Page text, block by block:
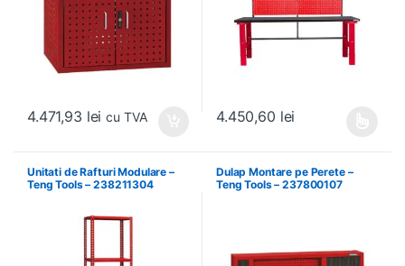
4.471,93 lei cu TVA 4.450,60 lei
Unitati de Rafturi Modulare –
Teng Tools – 238211304
Dulap Montare pe Perete –
Teng Tools – 237800107